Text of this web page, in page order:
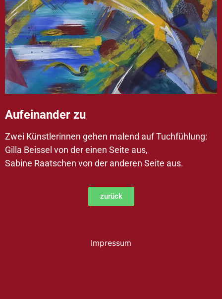
Aufeinander zu
Zwei Künstlerinnen gehen malend auf Tuchfühlung:
Gilla Beissel von der einen Seite aus,
Sabine Raatschen von der anderen Seite aus.
zurück
Impressum